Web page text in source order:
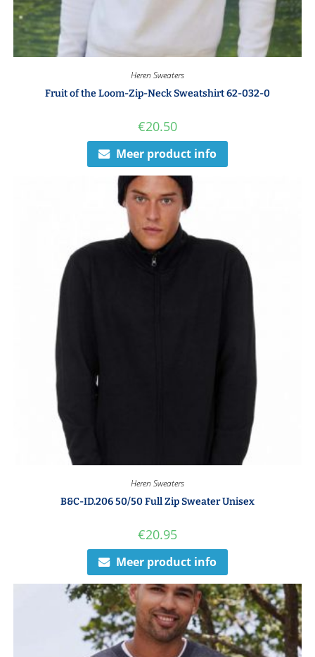
Heren Sweaters
Fruit of the Loom-Zip-Neck Sweatshirt 62-032-0
€20.50
Meer product info
Heren Sweaters
B&C-ID.206 50/50 Full Zip Sweater Unisex
€20.95
Meer product info